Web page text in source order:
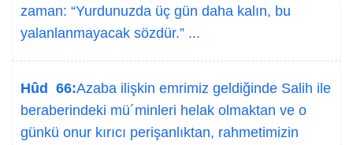
zaman: “Yurdunuzda üç gün daha kalın, bu
yalanlanmayacak sözdür.” ...
Hûd 66:Azaba ilişkin emrimiz geldiğinde Salih ile
beraberindeki mü´minleri helak olmaktan ve o
günkü onur kırıcı perişanlıktan, rahmetimizin